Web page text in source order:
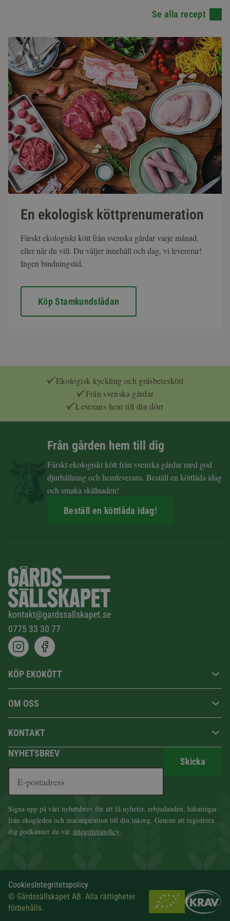
Se alla recept
En ekologisk köttprenumeration
Färskt ekologiskt kött från svenska gårdar varje månad,
eller när du vill. Du väljer innehåll och dag, vi levererar!
Ingen bindningstid.
Köp Stamkundslådan
Ekologisk kyckling och gräsbeteskött
Från svenska gårdar
Leverans hem till din dörr
Från gården hem till dig
Färskt ekologiskt kött från svenska gårdar med god
djurhållning och hemleverans. Beställ en köttlåda idag
och smaka skillnaden!
Beställ en köttlåda idag!
kontakt@gardssallskapet.se
0775 33 30 77
KÖP EKOKÖTT
OM OSS
KONTAKT
NYHETSBREV
Skicka
Signa upp på vårt nyhetsbrev för att få nyheter, erbjudanden, hälsningar
från ekogården och matinspiration till din inkorg. Genom att registrera
dig godkänner du vår integritetspolicy.
Cookies Integritetspolicy
© Gårdssällskapet AB. Alla rättigheter
förbehålls.